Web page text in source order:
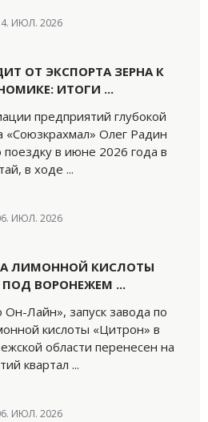
ИЮЛ. 2026
ОТ ЭКСПОРТА ЗЕРНА К
ИТОГИ ...
предприятий глубокой
«Союзкрахмал» Олег Радин
в июне 2026 года в
в ходе ...
ИЮЛ. 2026
ЛИМОННОЙ КИСЛОТЫ
ВОРОНЕЖЕМ ...
Лайн», запуск завода по
кислоты «Цитрон» в
области перенесен на
квартал ...
ИЮЛ. 2026